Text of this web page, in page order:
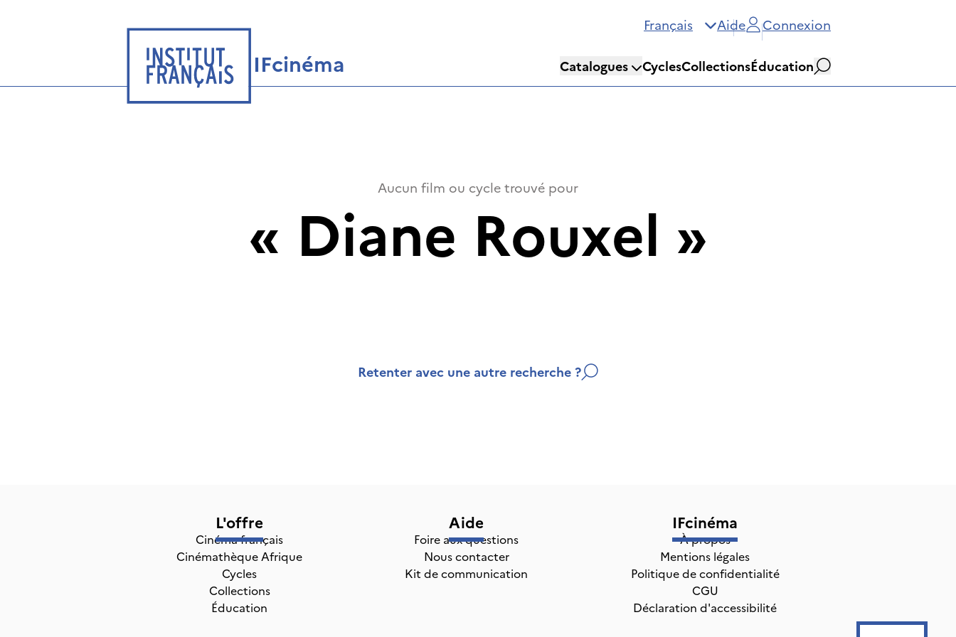
Français Aide Connexion
IFcinéma Catalogues CyclesCollectionsÉducation
Rechercher
Aucun film ou cycle trouvé pour
« Diane Rouxel »
Retenter avec une autre recherche ?
L'offre
Cinéma français
Cinémathèque Afrique
Cycles
Collections
Éducation
Aide
Foire aux questions
Nous contacter
Kit de communication
IFcinéma
À propos
Mentions légales
Politique de confidentialité
CGU
Déclaration d'accessibilité